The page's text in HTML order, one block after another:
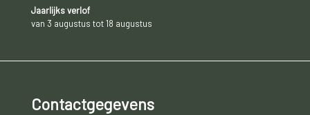
Jaarlijks verlof
van 3 augustus tot 18 augustus
Contactgegevens